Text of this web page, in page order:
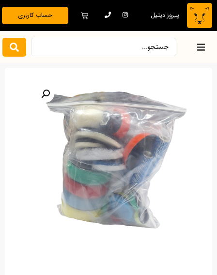
پیروز دیتیل حساب کاربری
فروشگاه
دیتیلینگ تخصصی
بدنه خودرو
نظافت و نگهداری